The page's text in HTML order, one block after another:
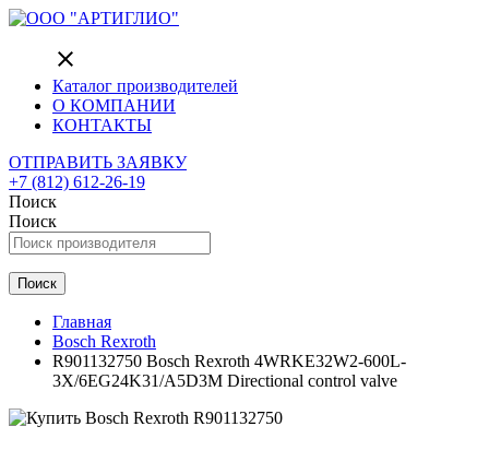
close
Каталог производителей
О КОМПАНИИ
КОНТАКТЫ
ОТПРАВИТЬ ЗАЯВКУ
+7 (812) 612-26-19
Поиск
Поиск
Поиск
Главная
Bosch Rexroth
R901132750 Bosch Rexroth 4WRKE32W2-600L-
3X/6EG24K31/A5D3M Directional control valve